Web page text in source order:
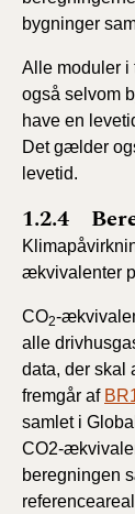
bygninger
Alle moduler i
også selvom
have en
Det gælder
levetid.
1.2.4
ækvivalenter
CO2-
alle
data, der skal
fremgår af
samlet i
CO2-
beregningen